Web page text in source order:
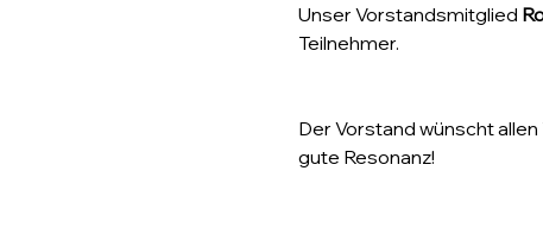
Unser Vorstandsmitglied
Teilnehmer.
Der Vorstand wünscht
gute Resonanz!